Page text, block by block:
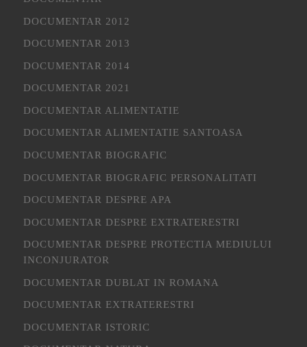
DOCUMENTAR 2012
DOCUMENTAR 2013
DOCUMENTAR 2014
DOCUMENTAR 2021
DOCUMENTAR ALIMENTATIE
DOCUMENTAR ALIMENTATIE SANTOASA
DOCUMENTAR BIOGRAFIC
DOCUMENTAR BIOGRAFIC PERSONALITATI
DOCUMENTAR DESPRE APA
DOCUMENTAR DESPRE EXTRATERESTRI
DOCUMENTAR DESPRE PROTECTIA MEDIULUI
INCONJURATOR
DOCUMENTAR DUBLAT IN ROMANA
DOCUMENTAR EXTRATERESTRI
DOCUMENTAR ISTORIC